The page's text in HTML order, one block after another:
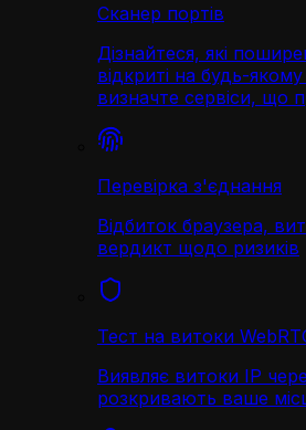
Сканер портів
Дізнайтеся, які
відкриті на будь-якому
визначте сервіси, що
Перевірка з'єднання
Відбиток браузера,
вердикт щодо ризиків
Тест на витоки
Виявляє витоки IP
розкривають ваше